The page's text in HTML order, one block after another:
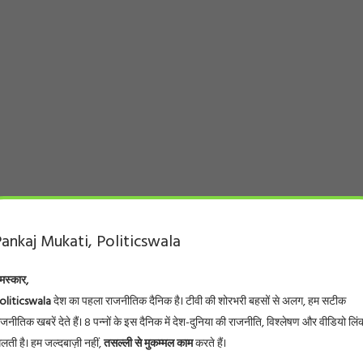
Mukati, Politicswala
देश का पहला राजनीतिक दैनिक है। टीवी की शोरभरी बहसों से अलग, हम सटीक
खबरें देते हैं। 8 पन्नों के इस दैनिक में देश-दुनिया की राजनीति, विश्लेषण और वीडियो
है। हम जल्दबाज़ी नहीं,तसल्ली से मुकम्मल कामकरते हैं।